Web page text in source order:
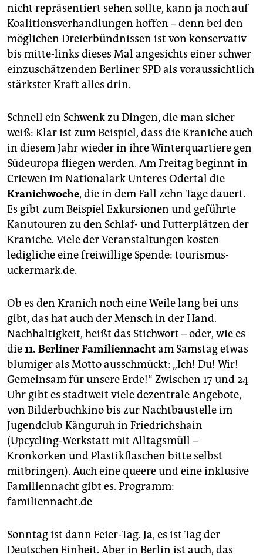
nicht repräsentiert sehen sollte, kann ja noch auf
Koalitionsverhandlungen hoffen – denn bei den
möglichen Dreierbündnissen ist von konservativ
bis mitte-links dieses Mal angesichts einer schwer
einzuschätzenden Berliner SPD als voraussichtlich
stärkster Kraft alles drin.
Schnell ein Schwenk zu Dingen, die man sicher
weiß: Klar ist zum Beispiel, dass die Kraniche auch
in diesem Jahr wieder in ihre Winterquartiere gen
Südeuropa fliegen werden. Am Freitag beginnt in
Criewen im Nationalark Unteres Odertal die
Kranichwoche, die in dem Fall zehn Tage dauert.
Es gibt zum Beispiel Exkursionen und geführte
Kanutouren zu den Schlaf- und Futterplätzen der
Kraniche. Viele der Veranstaltungen kosten
ledigliche eine freiwillige Spende: tourismus-
uckermark.de.
Ob es den Kranich noch eine Weile lang bei uns
gibt, das hat auch der Mensch in der Hand.
Nachhaltigkeit, heißt das Stichwort – oder, wie es
die11. Berliner Familiennachtam Samstag etwas
blumiger als Motto ausschmückt: „Ich! Du! Wir!
Gemeinsam für unsere Erde!“ Zwischen 17 und 24
Uhr gibt es stadtweit viele dezentrale Angebote,
von Bilderbuchkino bis zur Nachtbaustelle im
Jugendclub Känguruh in Friedrichshain
(Upcycling-Werkstatt mit Alltagsmüll –
Kronkorken und Plastikflaschen bitte selbst
mitbringen). Auch eine queere und eine inklusive
Familiennacht gibt es. Programm:
familiennacht.de
Sonntag ist dann Feier-Tag. Ja, es ist Tag der
Deutschen Einheit. Aber in Berlin ist auch, das